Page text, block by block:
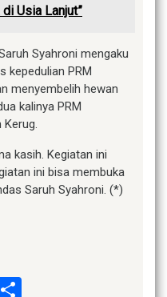
Usia Lanjut”
Syahroni mengaku
kepedulian PRM
menyembelih hewan
kalinya PRM
kasih. Kegiatan ini
ini bisa membuka
Saruh Syahroni. (*)